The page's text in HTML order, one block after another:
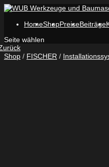
HomeShopPreiseBeiträge
Seite wählen
Shop / FISCHER /